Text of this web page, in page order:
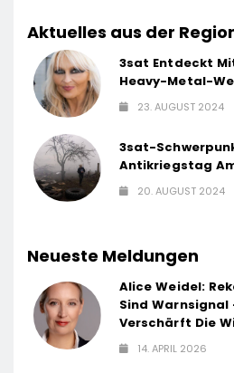
Aktuelles aus der
3sat Entdeckt
Heavy-Metal-
23. AUGUST 2024
3sat-
Antikriegstag
20. AUGUST 2024
Neueste Meldungen
Alice Weidel:
Sind Warnsignal
Verschärft Die
14. APRIL 2026